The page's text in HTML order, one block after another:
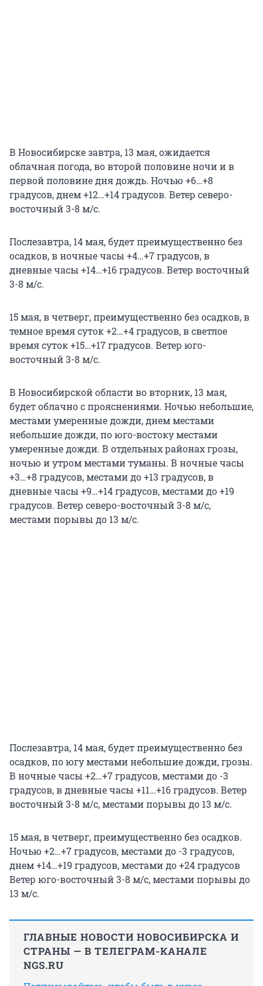
В Новосибирске завтра, 13 мая, ожидается
облачная погода, во второй половине ночи и в
первой половине дня дождь. Ночью +6…+8
градусов, днем +12…+14 градусов. Ветер северо-
восточный 3-8 м/с.
Послезавтра, 14 мая, будет преимущественно без
осадков, в ночные часы +4…+7 градусов, в
дневные часы +14…+16 градусов. Ветер восточный
3-8 м/с.
15 мая, в четверг, преимущественно без осадков, в
темное время суток +2…+4 градусов, в светлое
время суток +15…+17 градусов. Ветер юго-
восточный 3-8 м/с.
В Новосибирской области во вторник, 13 мая,
будет облачно с прояснениями. Ночью небольшие,
местами умеренные дожди, днем местами
небольшие дожди, по юго-востоку местами
умеренные дожди. В отдельных районах грозы,
ночью и утром местами туманы. В ночные часы
+3…+8 градусов, местами до +13 градусов, в
дневные часы +9…+14 градусов, местами до +19
градусов. Ветер северо-восточный 3-8 м/с,
местами порывы до 13 м/с.
Послезавтра, 14 мая, будет преимущественно без
осадков, по югу местами небольшие дожди, грозы.
В ночные часы +2…+7 градусов, местами до -3
градусов, в дневные часы +11…+16 градусов. Ветер
восточный 3-8 м/с, местами порывы до 13 м/с.
15 мая, в четверг, преимущественно без осадков.
Ночью +2…+7 градусов, местами до -3 градусов,
днем +14…+19 градусов, местами до +24 градусов
Ветер юго-восточный 3-8 м/с, местами порывы до
13 м/с.
ГЛАВНЫЕ НОВОСТИ НОВОСИБИРСКА И
СТРАНЫ — В ТЕЛЕГРАМ-КАНАЛЕ
NGS.RU